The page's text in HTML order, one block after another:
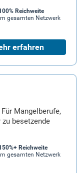
Reichweite
gesamten Netzwerk
erfahren
Mangelberufe,
besetzende
Reichweite
gesamten Netzwerk